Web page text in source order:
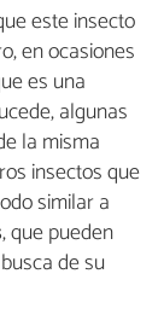
este insecto
en ocasiones
es una
algunas
la misma
insectos que
similar a
, que pueden
de su